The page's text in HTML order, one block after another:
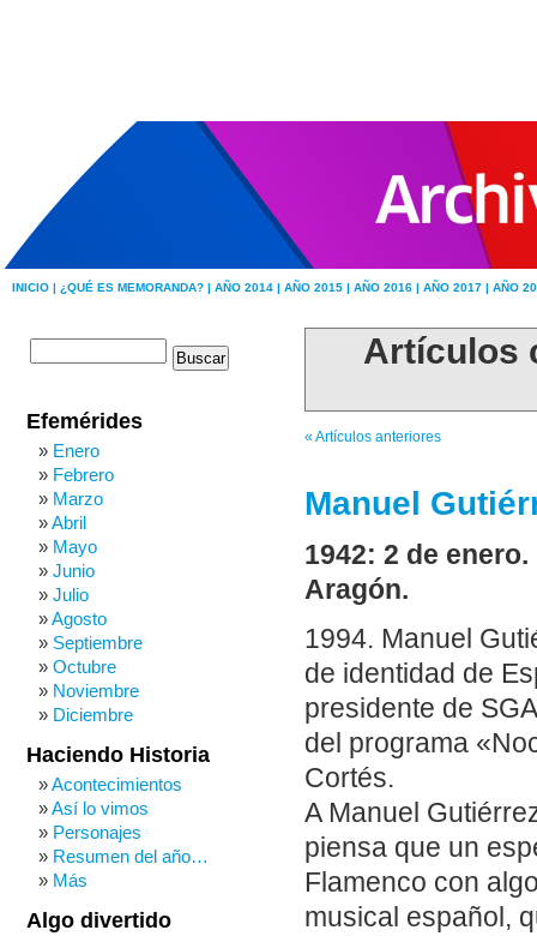
INICIO | ¿QUÉ ES MEMORANDA? | AÑO 2014 | AÑO 2015 | AÑO 2016 | AÑO 2017 | AÑO
Artículos
« Artículos anteriores
Manuel
1942: 2 de
Aragón.
1994. Manuel
de identidad de
presidente de
del programa
Cortés.
A Manuel
piensa que un
Flamenco con
musical español,
Efemérides
Enero
Febrero
Marzo
Abril
Mayo
Junio
Julio
Agosto
Septiembre
Octubre
Noviembre
Diciembre
Haciendo Historia
Acontecimientos
Así lo vimos
Personajes
Resumen del año…
Más
Algo divertido